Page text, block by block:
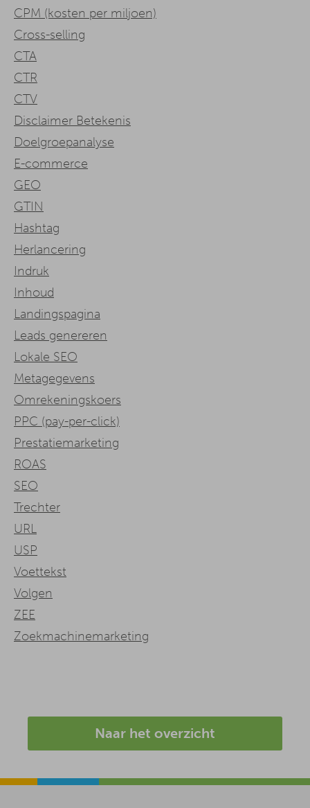
CPM (kosten per miljoen)
Cross-selling
CTA
CTR
CTV
Disclaimer Betekenis
Doelgroepanalyse
E-commerce
GEO
GTIN
Hashtag
Herlancering
Indruk
Inhoud
Landingspagina
Leads genereren
Lokale SEO
Metagegevens
Omrekeningskoers
PPC (pay-per-click)
Prestatiemarketing
ROAS
SEO
Trechter
URL
USP
Voettekst
Volgen
ZEE
Zoekmachinemarketing
Naar het overzicht